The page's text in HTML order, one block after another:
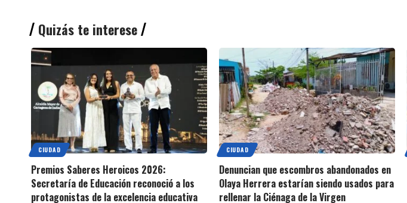
Quizás te interese
CIUDAD
Premios Saberes Heroicos 2026:
Secretaría de Educación reconoció a los
protagonistas de la excelencia educativa
CIUDAD
Denuncian que escombros abandonados en
Olaya Herrera estarían siendo usados para
rellenar la Ciénaga de la Virgen